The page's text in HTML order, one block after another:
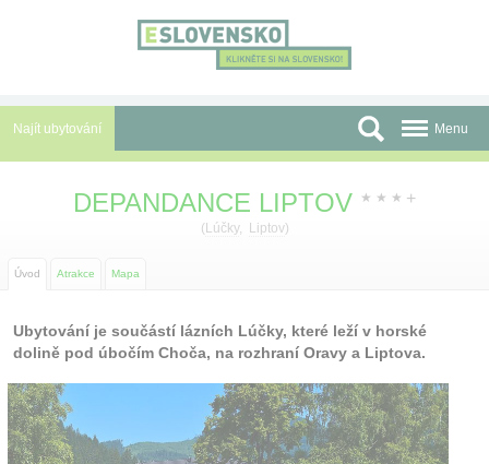
Najít ubytování
Autobusové zájezdy
Před cestou
Atrakce
O nás
Menu
DEPANDANCE LIPTOV ★ ★ ★ +
( Lúčky, Liptov)
Úvod Atrakce Mapa
Ubytování je součástí lázních Lúčky, které leží v horské
dolině pod úbočím Choča, na rozhraní Oravy a Liptova.